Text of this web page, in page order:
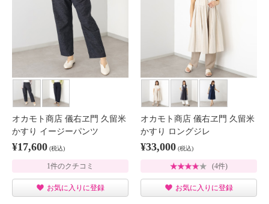
オカモト商店 儀右ヱ門 久留米
かすり イージーパンツ
¥17,600 (税込)
1件のクチコミ
お気に入りに登録
オカモト商店 儀右ヱ門 久留米
かすり ロングジレ
¥33,000 (税込)
(4件)
お気に入りに登録